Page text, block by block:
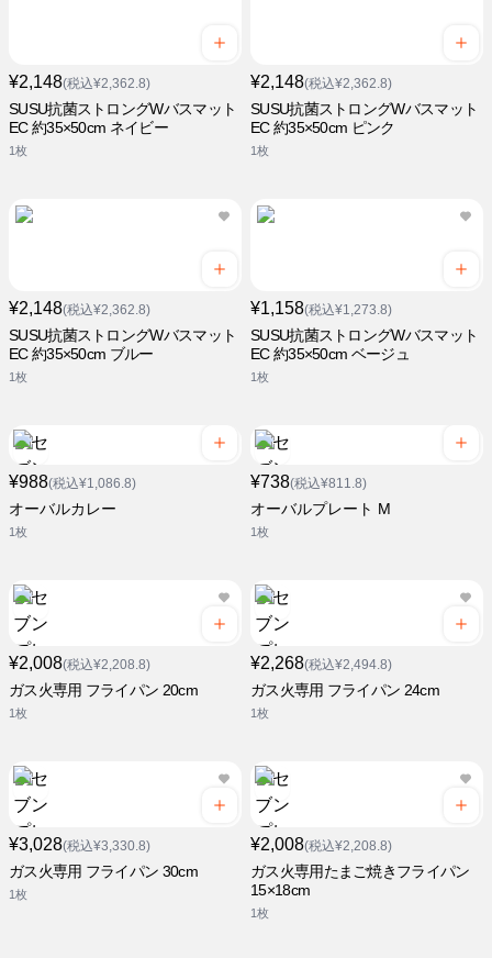
¥2,148(税込¥2,362.8)
SUSU抗菌ストロングWバスマット
EC 約35×50cm ネイビー
1枚
¥2,148(税込¥2,362.8)
SUSU抗菌ストロングWバスマット
EC 約35×50cm ピンク
1枚
¥2,148(税込¥2,362.8)
SUSU抗菌ストロングWバスマット
EC 約35×50cm ブルー
1枚
¥1,158(税込¥1,273.8)
SUSU抗菌ストロングWバスマット
EC 約35×50cm ベージュ
1枚
¥988(税込¥1,086.8)
オーバルカレー
1枚
¥738(税込¥811.8)
オーバルプレート M
1枚
¥2,008(税込¥2,208.8)
ガス火専用 フライパン 20cm
1枚
¥2,268(税込¥2,494.8)
ガス火専用 フライパン 24cm
1枚
¥3,028(税込¥3,330.8)
ガス火専用 フライパン 30cm
1枚
¥2,008(税込¥2,208.8)
ガス火専用たまご焼きフライパン
15×18cm
1枚